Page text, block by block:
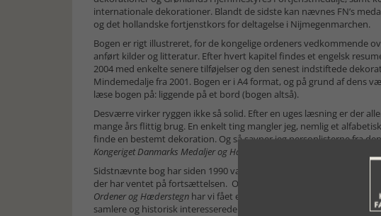
internationale dekorationer. Blandt de sidste kan nævnes FN’s
og det hollandske fortjenstkors for deltagelse i Nijmegenmarchen.
Bogen er rigt illustreret, for de kongelige ordeners vedkommende
anført kilder og litteratur. Efter hvert kapitel findes et engelsk
2004 med enkelte senere tilføjelser og den senest indstiftede
Mindemedalje fra 2001. Bogen er i A4 format, og på grund af dens
læse bogen på: liggende på et bord (bogen altså).
Desværre virker ryggen ikke så solid. Efter en uges læsning er der
mange års flittig brug. En enkelt ting mangler jeg, nemlig et
finde en bestemt dekoration. Og så savner jeg personlisterne fra
Kongeriget Danmarks Medaljer og Hæderstegn
Sidstnævnte bog har siden 1990 været et standardværk for alle der
der har ventet på fortsættelsen. Og vi har ikke ventet forgæves. Med
Ordener og Hæderstegn har vi fået en bog der i mange år fremover
samlere og historisk interesserede.